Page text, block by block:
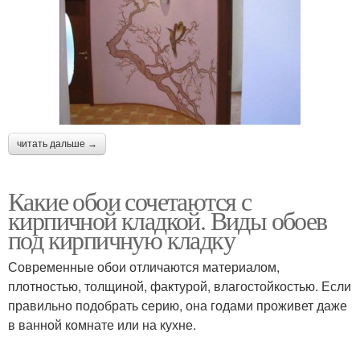
читать дальше →
Какие обои сочетаются с
кирпичной кладкой. Виды обоев
под кирпичную кладку
Современные обои отличаются материалом,
плотностью, толщиной, фактурой, влагостойкостью. Если
правильно подобрать серию, она годами проживет даже
в ванной комнате или на кухне.